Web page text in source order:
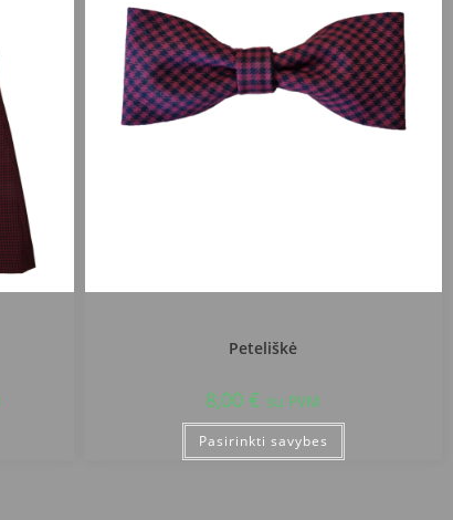
Peteliškė
8,00€ su PVM
Pasirinkti savybes